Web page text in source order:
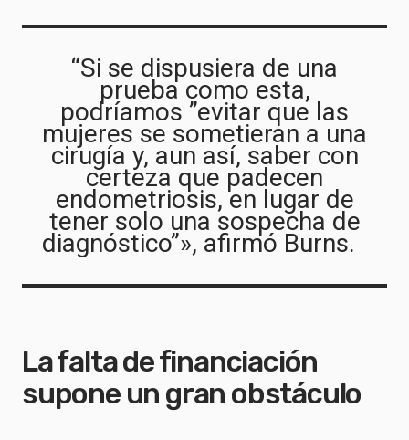
“Si se dispusiera de una
prueba como esta,
podríamos ”evitar que las
mujeres se sometieran a una
cirugía y, aun así, saber con
certeza que padecen
endometriosis, en lugar de
tener solo una sospecha de
diagnóstico”», afirmó Burns.
La falta de financiación
supone un gran obstáculo